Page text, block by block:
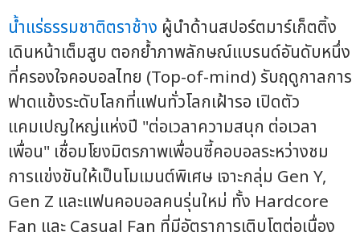
น้ำแร่ธรรมชาติตราช้าง ผู้นำด้านสปอร์ตมาร์เก็ตติ้ง
เดินหน้าเต็มสูบ ตอกย้ำภาพลักษณ์แบรนด์อันดับหนึ่ง
ที่ครองใจคอบอลไทย (Top-of-mind) รับฤดูกาลการ
ฟาดแข้งระดับโลกที่แฟนทั่วโลกเฝ้ารอ เปิดตัว
แคมเปญใหญ่แห่งปี "ต่อเวลาความสนุก ต่อเวลา
เพื่อน" เชื่อมโยงมิตรภาพเพื่อนซี้คอบอลระหว่างชม
การแข่งขันให้เป็นโมเมนต์พิเศษ เจาะกลุ่ม Gen Y,
Gen Z และแฟนคอบอลคนรุ่นใหม่ ทั้ง Hardcore
Fan และ Casual Fan ที่มีอัตราการเติบโตต่อเนื่อง